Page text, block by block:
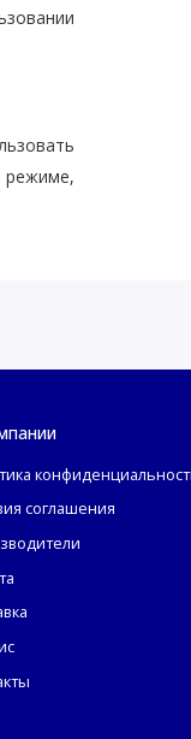
режиме,
соглашения